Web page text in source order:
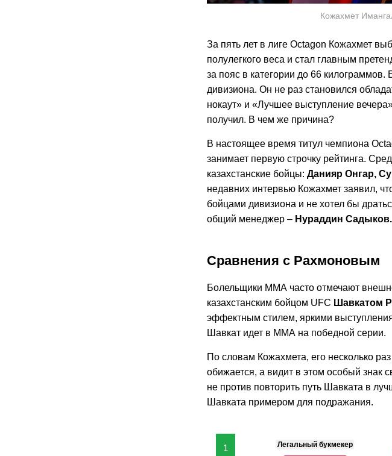
Кожахмет
За пять лет в лиге Octagon Кожахмет
полулегкого веса и стал главным
за пояс в категории до 66
дивизиона. Он не раз становился
нокаут» и «Лучшее выступление
получил. В чем же причина?
В настоящее время титул чемпиона
занимает первую строчку рейтинга.
казахстанские бойцы: Данияр Онгар,
недавних интервью Кожахмет заявил,
бойцами дивизиона и не хотел бы
общий менеджер – Нураддин Садыков.
Сравнения с Рахмоновым
Болельщики ММА часто отмечают
казахстанским бойцом UFC Шавкатом
эффектным стилем, яркими
Шавкат идет в ММА на победной серии.
По словам Кожахмета, его несколько
обижается, а видит в этом особый знак
не против повторить путь Шавката в
Шавката примером для подражания.
1 Легальный букмекер